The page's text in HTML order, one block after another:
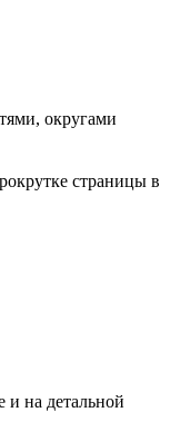
округами
страницы в
и на детальной